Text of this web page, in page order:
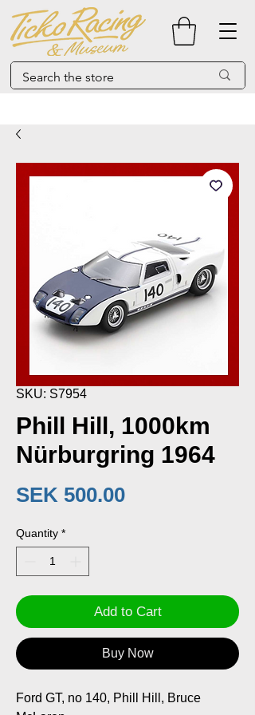
SKU: S7954
Phill Hill, 1000km
Nürburgring 1964
SEK 500.00Price
Quantity *
Add to Cart
Buy Now
Ford GT, no 140, Phill Hill, Bruce